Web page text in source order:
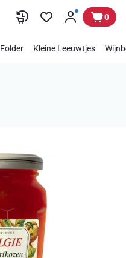
0
Folder Kleine Leeuwtjes